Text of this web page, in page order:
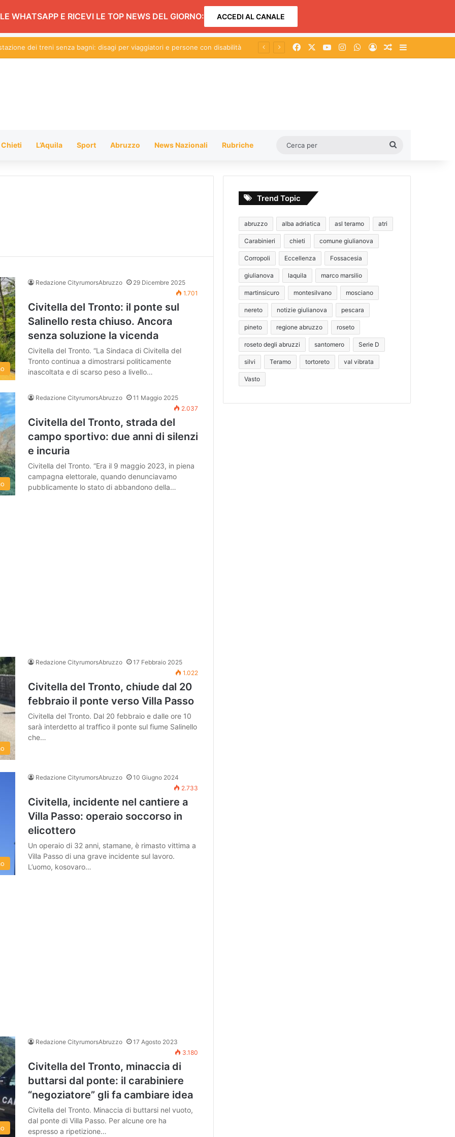
WHATSAPP E RICEVI LE TOP NEWS DEL GIORNO: ACCEDI AL CANALE
e Gattopardo: conferenza aperta alle forze politiche. L’incontro Facebook You TubeInstagramWhatsApp
AccediUn articolo a
Chieti L’Aquila Sport Abruzzo News Nazionali Rubriche
Redazione CityrumorsAbruzzo
29 Dicembre 2025
1.701
Civitella del Tronto: il ponte sul
Salinello resta chiuso. Ancora
senza soluzione la vicenda
Civitella del Tronto. “La Sindaca di Civitella del
Tronto continua a dimostrarsi politicamente
inascoltata e di scarso peso a livello…
Redazione CityrumorsAbruzzo
11 Maggio 2025
2.037
Civitella del Tronto, strada del
campo sportivo: due anni di silenzi
e incuria
Civitella del Tronto. “Era il 9 maggio 2023, in piena
campagna elettorale, quando denunciavamo
pubblicamente lo stato di abbandono della…
Redazione CityrumorsAbruzzo
17 Febbraio 2025
1.022
Civitella del Tronto, chiude dal 20
febbraio il ponte verso Villa Passo
Civitella del Tronto. Dal 20 febbraio e dalle ore 10
sarà interdetto al traffico il ponte sul fiume Salinello
che…
Redazione CityrumorsAbruzzo
10 Giugno 2024
2.733
Civitella, incidente nel cantiere a
Villa Passo: operaio soccorso in
elicottero
Un operaio di 32 anni, stamane, è rimasto vittima a
Villa Passo di una grave incidente sul lavoro.
L’uomo, kosovaro…
Redazione CityrumorsAbruzzo
17 Agosto 2023
3.180
Civitella del Tronto, minaccia di
buttarsi dal ponte: il carabiniere
“negoziatore” gli fa cambiare idea
Civitella del Tronto. Minaccia di buttarsi nel vuoto,
dal ponte di Villa Passo. Per alcune ore ha
espresso a ripetizione…
Trend Topic
abruzzo alba adriatica asl teramo atri
Carabinieri chieti comune giulianova
Corropoli Eccellenza Fossacesia
giulianova laquila marco marsilio
martinsicuro montesilvano mosciano
nereto notizie giulianova pescara
pineto regione abruzzo roseto
roseto degli abruzzi santomero Serie D
silvi Teramo tortoreto val vibrata
Vasto